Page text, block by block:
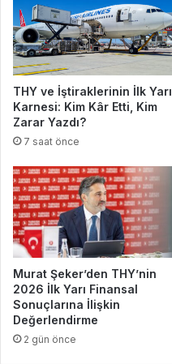
THY ve İştiraklerinin İlk Yarı
Karnesi: Kim Kâr Etti, Kim
Zarar Yazdı?
7 saat önce
Murat Şeker’den THY’nin
2026 İlk Yarı Finansal
Sonuçlarına İlişkin
Değerlendirme
2 gün önce